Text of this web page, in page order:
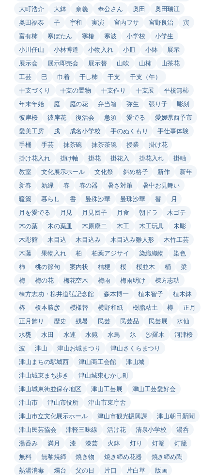
大町浩介
大鉢 奈義 奉公さん 奥田
奥田瑞江
奥田福泰
子 宇和 実演 宮内フサ 宮野良治
寅
富有柿
寒ぼたん 寒椿 寒波 小学校
小学生
小川任山
小林博道 小物入れ 小皿 小鉢
展示
展示会
展示即売会 展示替 山吹 山柿
山茶花
工芸
巳 巾着 干し柿 干支
干支（午）
干支づくり
干支の置物 干支作り 干支展
平核無柿
年末年始
庭 庭の花 弁当箱 弥生 張り子
彫刻
彼岸桜
彼岸花 復活会 急須 愛でる
愛媛県西予市
愛美工房
戌 成名小学校 手のぬくもり
手仕事体験
手桶
手芸 抹茶碗 抹茶茶碗 授業
掛け花
掛け花入れ
掛け軸 掛花 掛花入 掛花入れ
掛軸
教室
文化展示ホール 文化祭 斜め格子 新作
新年
新春
新緑 春 春の器 暑さ対策
暑中お見舞い
暖簾
暮らし 書 曼殊沙華 曼珠沙華 替
月
月を愛でる
月見 月見団子 月食 朝ドラ
木ゴテ
木の葉
木の葉皿 木原康二 木工 木工玩具
木彫
木彫館
木目込 木目込み 木目込み雛人形
木竹工芸
木藤
果物入れ 柏 柏葉アジサイ 染織織物
染色
柿
桃の節句 案内状 桔梗 桜 桜並木 桶
梁
梅
梅の花 梅花空木 梅雨 梅雨明け
棟方志功
棟方志功・柳井道弘記念館
森本博一 植木智子
植木鉢
椿
榎本勝彦 模様替 横野和紙 樹脂粘土 樽
正月
正月飾り
歴史 残暑 民芸 民芸品 民芸展
水仙
水甕
水田 水連 水鏡 水鳥 氷 沙羅木
河津桜
波
津山 津山お城まつり
津山さくらまつり
津山まちの駅城西
津山商工会館
津山城
津山城東まち歩き
津山城東むかし町
津山城東街並保存地区
津山工芸展
津山工芸愛好会
津山市
津山市役所
津山市東庁舎
津山市立文化展示ホール
津山市観光振興課
津山朝日新聞
津山民芸協会
津軽三味線 活け花 清泉小学校
湯呑
湯呑み
満月 漆 漆芸 火鉢 灯り 灯篭
灯籠
無料
無釉焼締 焼き物 焼き締め花器
焼き締め陶
熱湯消毒
燭台 父の日 片口 片白草 版画